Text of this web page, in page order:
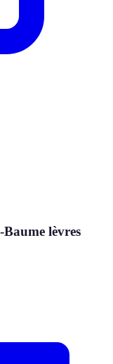
lèvres